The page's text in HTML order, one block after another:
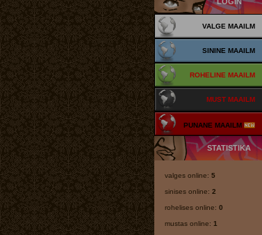
VALGE MAAILM
SININE MAAILM
ROHELINE MAAILM
MUST MAAILM
PUNANE MAAILM
STATISTIKA
valges online: 5
sinises online: 2
rohelises online: 0
mustas online: 1